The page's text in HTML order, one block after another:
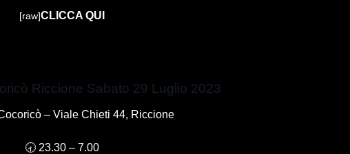
[raw]CLICCA QUI
Riccione Sabato 29 Luglio 2023
– Viale Chieti 44, Riccione
🕣 23.30 – 7.00